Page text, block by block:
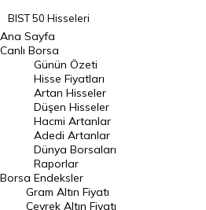
BIST 50 Hisseleri
BIST 100 Hisseleri
En Çok Artan Hisseler
En Çok Düşen Hisseler
Hacmi Artanlar
Geçmiş Kapanışlar
Dünya Borsaları
Raporlar
Ana Sayfa
Canlı Borsa
Borsa
Günün Özeti
Hisse Fiyatları
Artan Hisseler
Düşen Hisseler
Hacmi Artanlar
Adedi Artanlar
Dünya Borsaları
Raporlar
Endeksler
Gram Altın Fiyatı
Çeyrek Altın Fiyatı